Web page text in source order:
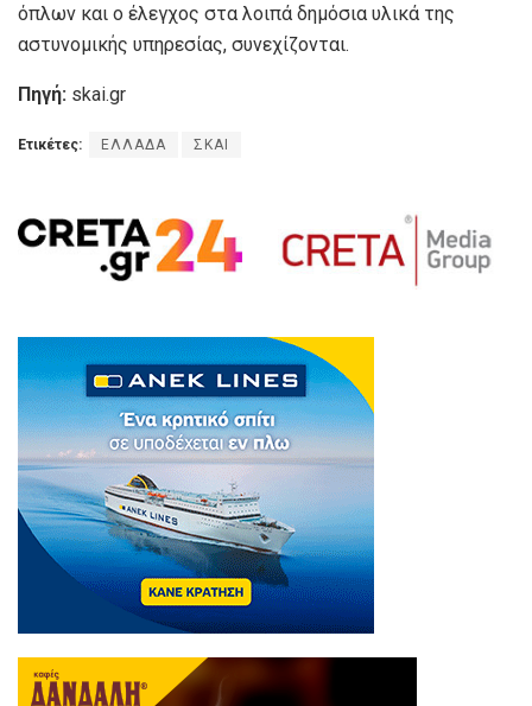
όπλων και ο έλεγχος στα λοιπά δημόσια υλικά της
αστυνομικής υπηρεσίας, συνεχίζονται.
Πηγή: skai.gr
Ετικέτες: ΕΛΛΑΔΑ ΣΚΑΙ